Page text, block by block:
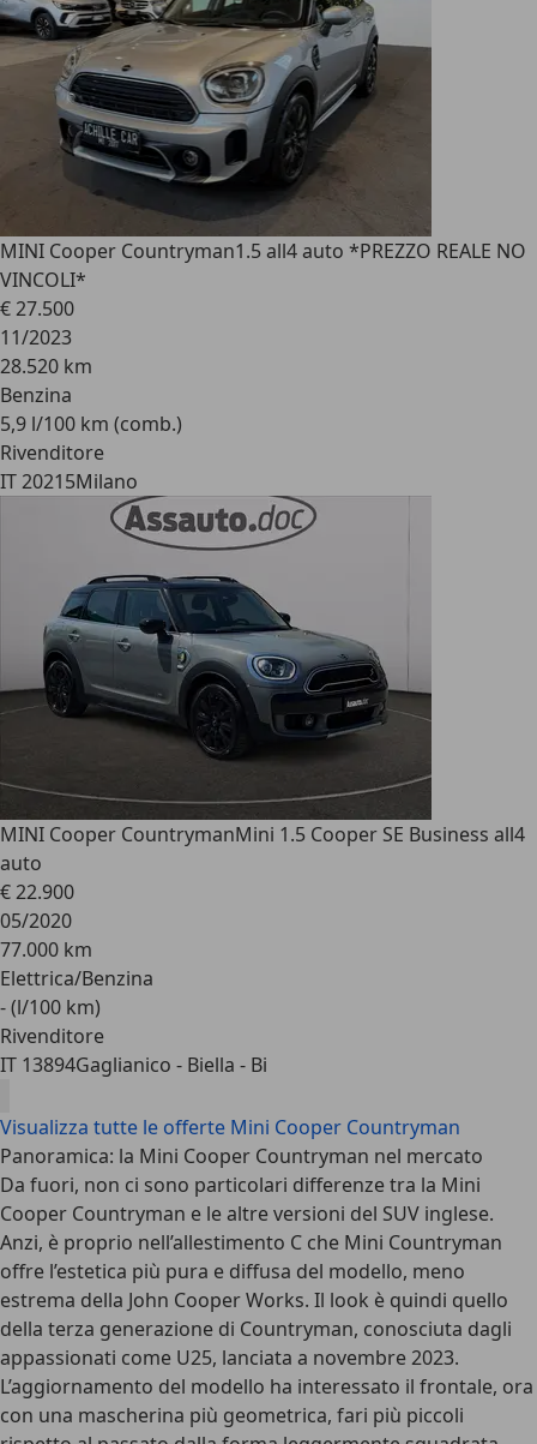
MINI Cooper Countryman1.5 all4 auto *PREZZO REALE NO
VINCOLI*
€ 27.500
11/2023
28.520 km
Benzina
5,9 l/100 km (comb.)
Rivenditore
IT 20215Milano
MINI Cooper CountrymanMini 1.5 Cooper SE Business all4
auto
€ 22.900
05/2020
77.000 km
Elettrica/Benzina
- (l/100 km)
Rivenditore
IT 13894Gaglianico - Biella - Bi
Visualizza tutte le offerte Mini Cooper Countryman
Panoramica: la Mini Cooper Countryman nel mercato
Da fuori, non ci sono particolari differenze tra la Mini
Cooper Countryman e le altre versioni del SUV inglese.
Anzi, è proprio nell’allestimento C che Mini Countryman
offre l’estetica più pura e diffusa del modello, meno
estrema della John Cooper Works. Il look è quindi quello
della terza generazione di Countryman, conosciuta dagli
appassionati come U25, lanciata a novembre 2023.
L’aggiornamento del modello ha interessato il frontale, ora
con una mascherina più geometrica, fari più piccoli